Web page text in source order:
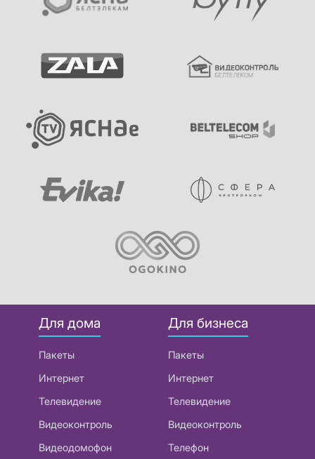
Для дома
Пакеты
Интернет
Телевидение
Видеоконтроль
Видеодомофон
Для бизнеса
Пакеты
Интернет
Телевидение
Видеоконтроль
Телефон